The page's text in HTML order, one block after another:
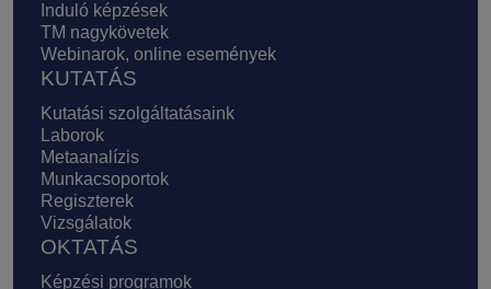
Induló képzések
TM nagykövetek
Webinarok, online események
KUTATÁS
Kutatási szolgáltatásaink
Laborok
Metaanalízis
Munkacsoportok
Regiszterek
Vizsgálatok
OKTATÁS
Képzési programok